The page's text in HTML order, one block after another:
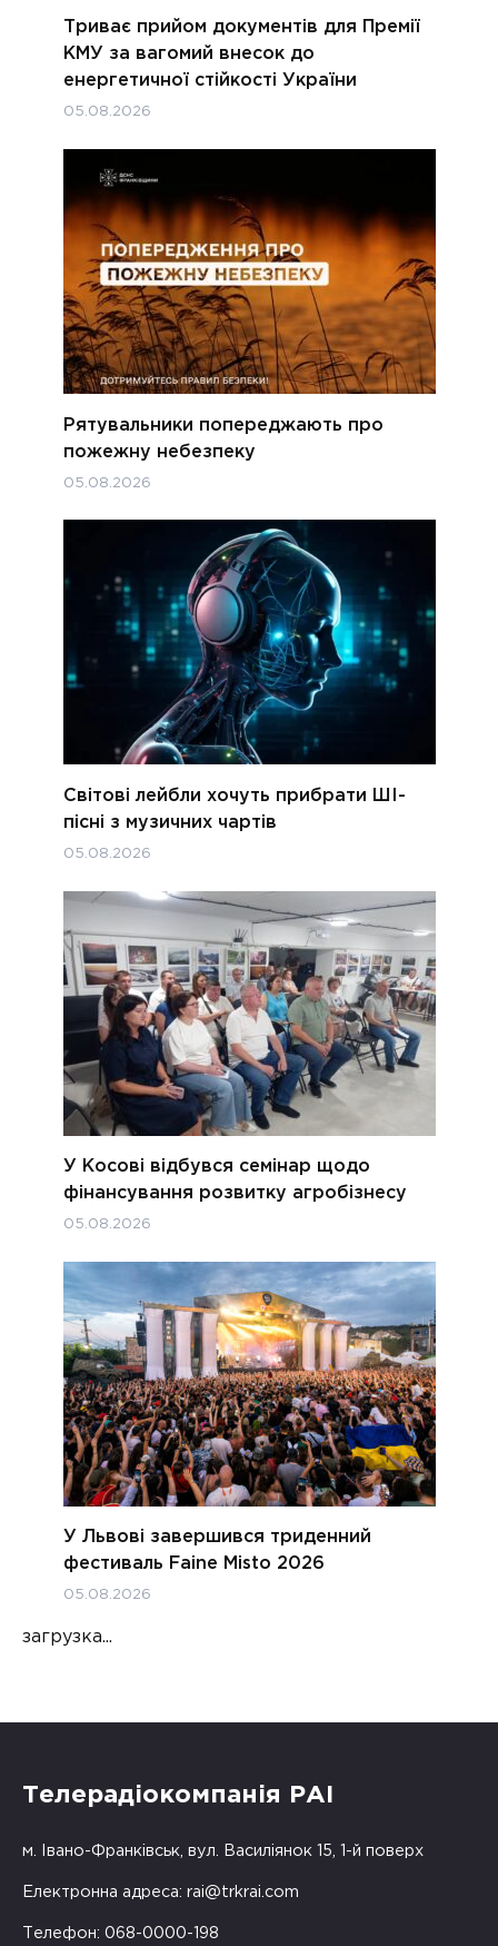
Триває прийом документів для Премії
КМУ за вагомий внесок до
енергетичної стійкості України
05.08.2026
Рятувальники попереджають про
пожежну небезпеку
05.08.2026
Світові лейбли хочуть прибрати ШІ-
пісні з музичних чартів
05.08.2026
У Косові відбувся семінар щодо
фінансування розвитку агробізнесу
05.08.2026
У Львові завершився триденний
фестиваль Faine Misto 2026
05.08.2026
загрузка...
Телерадіокомпанія РАІ
м. Івано-Франківськ, вул. Василіянок 15, 1-й поверх
Електронна адреса: rai@trkrai.com
Телефон: 068-0000-198